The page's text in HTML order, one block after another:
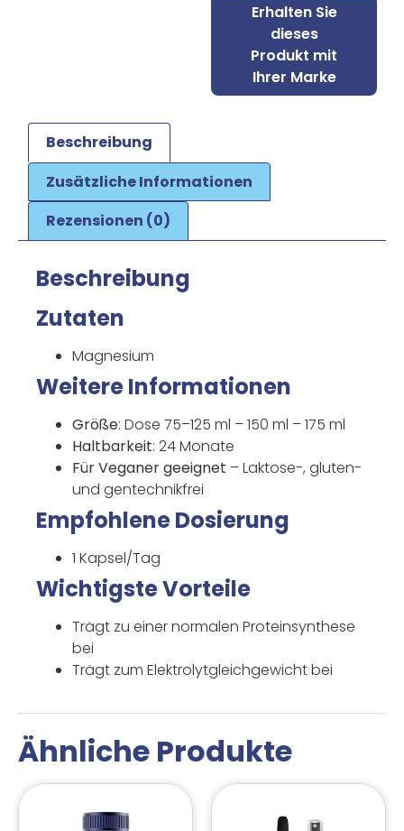
Erhalten Sie
dieses
Produkt mit
Ihrer Marke
Beschreibung
Zusätzliche Informationen
Rezensionen (0)
Beschreibung
Zutaten
Magnesium
Weitere Informationen
Größe: Dose 75–125 ml – 150 ml – 175 ml
Haltbarkeit: 24 Monate
Für Veganer geeignet – Laktose-, gluten-
und gentechnikfrei
Empfohlene Dosierung
1 Kapsel/Tag
Wichtigste Vorteile
Trägt zu einer normalen Proteinsynthese
bei
Trägt zum Elektrolytgleichgewicht bei
Ähnliche Produkte